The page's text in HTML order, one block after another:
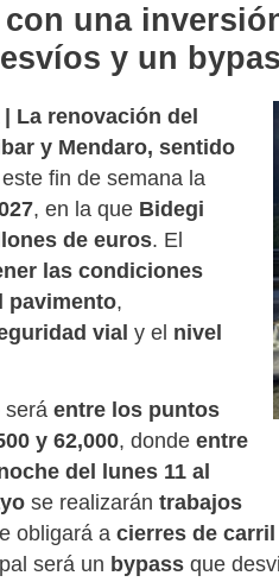
una
y un
| La renovación del
y Mendaro, sentido
fin de semana la
, en la que Bidegi
de euros. El
las condiciones
pavimento,
vial y el nivel
será entre los puntos
y 62,000, donde entre
del lunes 11 al
se realizarán trabajos
obligará a cierres de carril
será un bypass que